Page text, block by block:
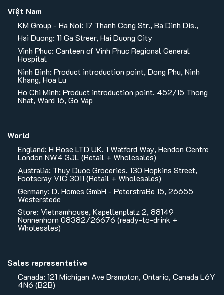
Việt Nam
KM Group - Ha Noi: 17 Thanh Cong Str., Ba Dinh Dis.,
Hai Duong: 11 Ga Streer, Hai Duong City
Vinh Phuc: Canteen of Vinh Phuc Regional General
Hospital
Ninh Binh: Product introduction point, Dong Phu, Ninh
Khang, Hoa Lu
Ho Chi Minh: Product introduction point, 452/15 Thong
Nhat, Ward 16, Go Vap
World
England: H Rose LTD UK, 1 Watford Way, Hendon Centre
London NW4 3JL (Retail + Wholesales)
Australia: Thuy Duoc Groceries, 130 Hopkins Street,
Footscray VIC 3011 (Retail + Wholesales)
Germany: D. Homes GmbH - PeterstraBe 15, 26655
Westerstede
Store: Vietnamhouse, Kapellenplatz 2, 88149
Nonnenhorn 08382/26676 (ready-to-drink +
Wholesales)
Sales representative
Canada: 121 Michigan Ave Brampton, Ontario, Canada L6Y
4N6 (B2B)